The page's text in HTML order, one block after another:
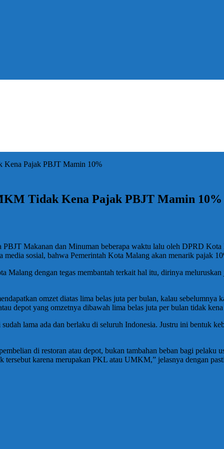
Pajak PBJT Mamin 10%
Tidak Kena Pajak PBJT Mamin 10%
PBJT Makanan dan Minuman beberapa waktu lalu oleh DPRD
sosial, bahwa Pemerintah Kota Malang akan menarik pajak
dengan tegas membantah terkait hal itu, dirinya
omzet diatas lima belas juta per bulan, kalau sebelumnya
depot yang omzetnya dibawah lima belas juta per bulan tidak
lama ada dan berlaku di seluruh Indonesia. Justru ini bentuk
di restoran atau depot, bukan tambahan beban bagi pelaku
tersebut karena merupakan PKL atau UMKM,” jelasnya dengan